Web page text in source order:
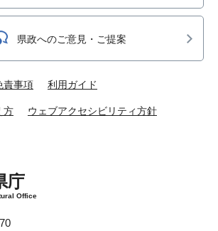
県政へのご意見・ご提案
責事項 利用ガイド
方 ウェブアクセシビリティ方針
庁
Office